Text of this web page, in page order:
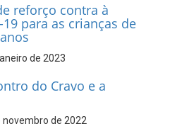
reforço contra à
19 para as crianças de
de 2023
do Cravo e a
novembro de 2022